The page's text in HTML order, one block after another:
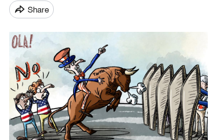
Share